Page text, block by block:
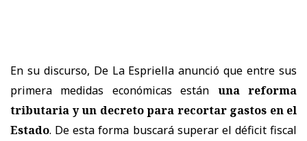
En su discurso, De La Espriella anunció que entre sus
primera medidas económicas están una reforma
tributaria y un decreto para recortar gastos en el
Estado. De esta forma buscará superar el déficit fiscal